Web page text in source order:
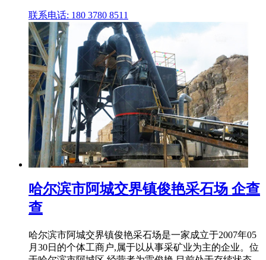
联系电话: 180 3780 8511
哈尔滨市阿城交界镇俊艳采石场 企查
查
哈尔滨市阿城交界镇俊艳采石场是⼀家成⽴于2007年05
月30日的个体工商户,属于以从事采矿业为主的企业。位